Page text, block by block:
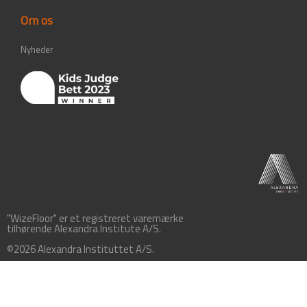
Om os
Nyheder
"WizeFloor" er et registreret varemærke
tilhørende Alexandra Institute A/S.
©2026 Alexandra Instituttet A/S.